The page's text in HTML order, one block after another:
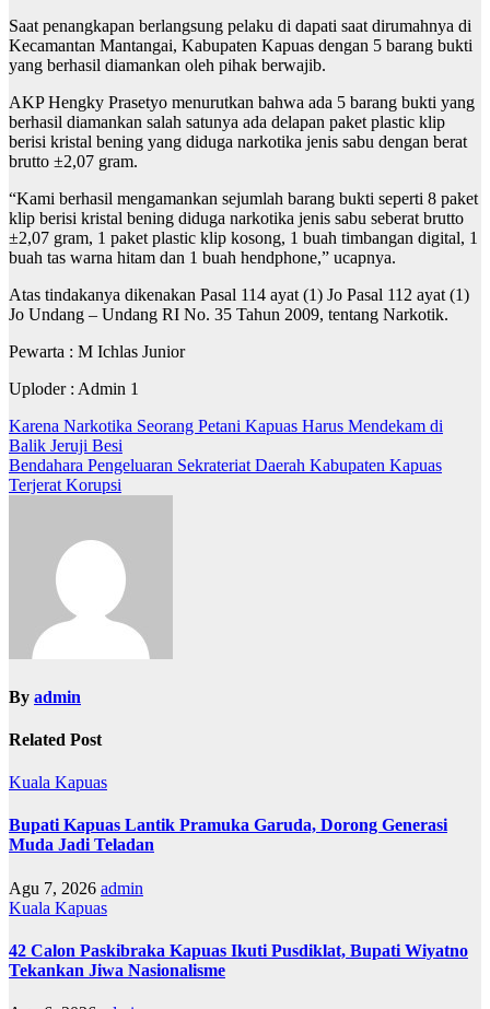
Saat penangkapan berlangsung pelaku di dapati saat dirumahnya di
Kecamantan Mantangai, Kabupaten Kapuas dengan 5 barang bukti
yang berhasil diamankan oleh pihak berwajib.
AKP Hengky Prasetyo menurutkan bahwa ada 5 barang bukti yang
berhasil diamankan salah satunya ada delapan paket plastic klip
berisi kristal bening yang diduga narkotika jenis sabu dengan berat
brutto ±2,07 gram.
“Kami berhasil mengamankan sejumlah barang bukti seperti 8 paket
klip berisi kristal bening diduga narkotika jenis sabu seberat brutto
±2,07 gram, 1 paket plastic klip kosong, 1 buah timbangan digital, 1
buah tas warna hitam dan 1 buah hendphone,” ucapnya.
Atas tindakanya dikenakan Pasal 114 ayat (1) Jo Pasal 112 ayat (1)
Jo Undang – Undang RI No. 35 Tahun 2009, tentang Narkotik.
Pewarta : M Ichlas Junior
Uploder : Admin 1
Navigasi
pos
Karena Narkotika Seorang Petani Kapuas Harus Mendekam di
Balik Jeruji Besi
Bendahara Pengeluaran Sekrateriat Daerah Kabupaten Kapuas
Terjerat Korupsi
By admin
Related Post
Kuala Kapuas
Bupati Kapuas Lantik Pramuka Garuda, Dorong Generasi
Muda Jadi Teladan
Agu 7, 2026 admin
Kuala Kapuas
42 Calon Paskibraka Kapuas Ikuti Pusdiklat, Bupati Wiyatno
Tekankan Jiwa Nasionalisme